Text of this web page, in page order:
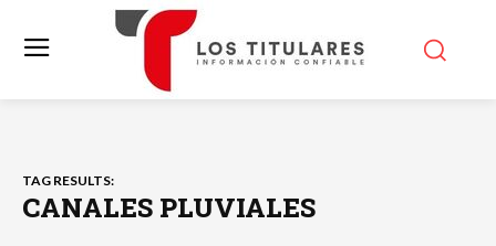
TAG RESULTS:
CANALES PLUVIALES